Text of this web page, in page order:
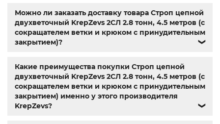
нержавейка ,болты киев
Можно ли заказать доставку товара Строп цепной
двухветочный KrepZevs 2СЛ 2.8 тонн, 4.5 метров (с
сокращателем ветки и крюком с принудительным
закрытием)?
❯
Какие преимущества покупки Строп цепной
двухветочный KrepZevs 2СЛ 2.8 тонн, 4.5 метров (с
сокращателем ветки и крюком с принудительным
закрытием) именно у этого производителя
KrepZevs?
❯